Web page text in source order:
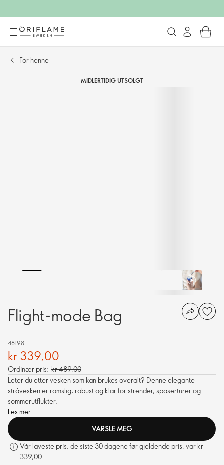
For henne
MIDLERTIDIG UTSOLGT
Flight-mode Bag
48198
kr 339,00
Ordinær pris: kr 489,00
Leter du etter vesken som kan brukes overalt? Denne elegante
stråvesken er romslig, robust og klar for strender, spaserturer og
sommerutflukter.
Les mer
VARSLE MEG
Vår laveste pris, de siste 30 dagene før gjeldende pris, var kr
339,00